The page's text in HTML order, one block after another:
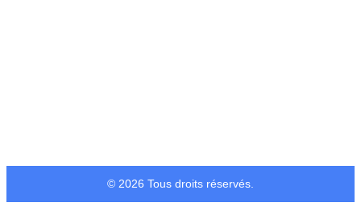
© 2026 Tous droits réservés.